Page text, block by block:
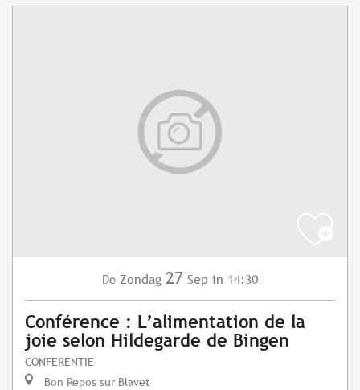
De Zondag 27 Sep in 14:30
Conférence : L’alimentation de la
joie selon Hildegarde de Bingen
CONFERENTIE
Bon Repos sur Blavet